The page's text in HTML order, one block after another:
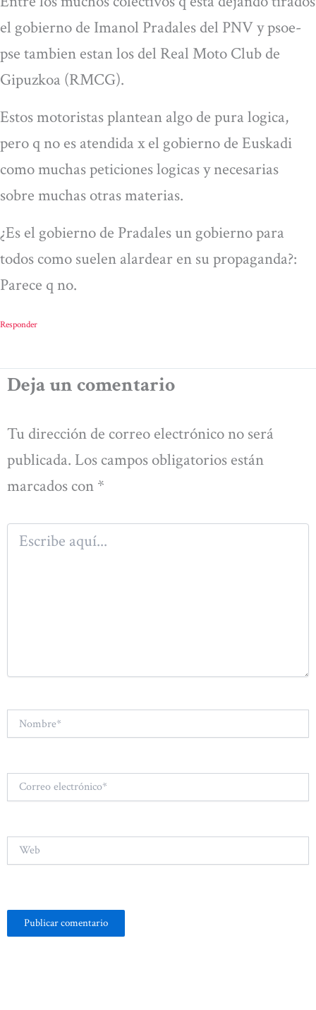
el gobierno de Imanol Pradales del PNV y psoe-
pse tambien estan los del Real Moto Club de
Gipuzkoa (RMCG).
Estos motoristas plantean algo de pura logica,
pero q no es atendida x el gobierno de Euskadi
como muchas peticiones logicas y necesarias
sobre muchas otras materias.
¿Es el gobierno de Pradales un gobierno para
todos como suelen alardear en su propaganda?:
Parece q no.
Responder
Deja un comentario
Tu dirección de correo electrónico no será
publicada. Los campos obligatorios están
marcados con *
Escribe
aquí...
Correo
electrónico*
Web